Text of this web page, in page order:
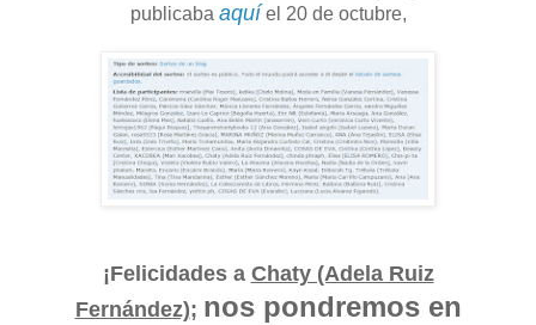
publicaba aquíel 20 de octubre,
¡Felicidades a Chaty (Adela Ruiz
Fernández); nos pondremos en